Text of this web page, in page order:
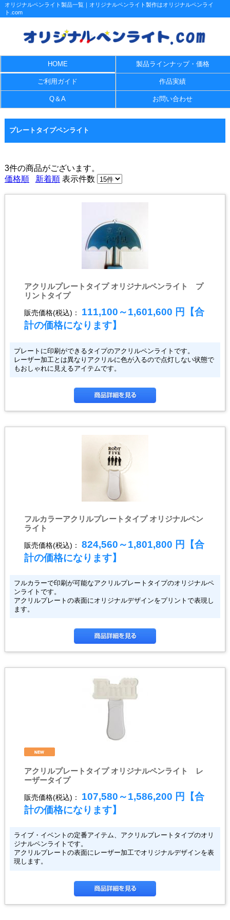
オリジナルペンライト製品一覧｜オリジナルペンライト製作はオリジナルペンライ
ト.com
HOME 製品ラインナップ・価格
ご利用ガイド 作品実績
Q＆A お問い合わせ
プレートタイプペンライト
3件の商品がございます。
価格順
新着順表示件数
アクリルプレートタイプ オリジナルペンライト プ
リントタイプ
販売価格(税込)： 111,100～1,601,600 円【合
計の価格になります】
プレートに印刷ができるタイプのアクリルペンライトです。
レーザー加工とは異なりアクリルに色が入るので点灯しない状態で
もおしゃれに見えるアイテムです。
フルカラーアクリルプレートタイプ オリジナルペン
ライト
販売価格(税込)：824,560～1,801,800 円【合
計の価格になります】
フルカラーで印刷が可能なアクリルプレートタイプのオリジナルペ
ンライトです。
アクリルプレートの表面にオリジナルデザインをプリントで表現し
ます。
アクリルプレートタイプ オリジナルペンライト レ
ーザータイプ
販売価格(税込)： 107,580～1,586,200 円【合
計の価格になります】
ライブ・イベントの定番アイテム、アクリルプレートタイプのオリ
ジナルペンライトです。
アクリルプレートの表面にレーザー加工でオリジナルデザインを表
現します。